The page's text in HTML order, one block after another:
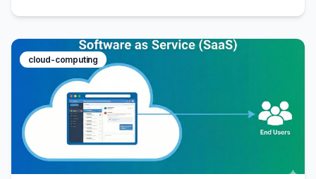
cloud-computing